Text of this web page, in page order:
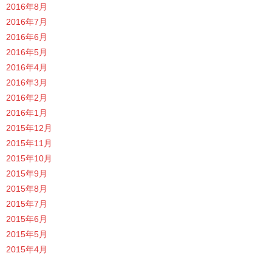
2016年8月
2016年7月
2016年6月
2016年5月
2016年4月
2016年3月
2016年2月
2016年1月
2015年12月
2015年11月
2015年10月
2015年9月
2015年8月
2015年7月
2015年6月
2015年5月
2015年4月